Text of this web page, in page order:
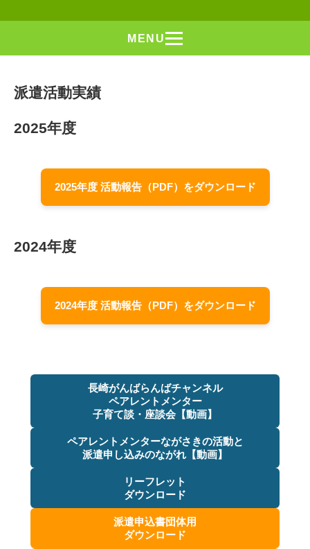
MENU
派遣活動実績
2025年度
2025年度 活動報告（PDF）をダウンロード
2024年度
2024年度 活動報告（PDF）をダウンロード
長崎がんばらんばチャンネル
ペアレントメンター
子育て談・座談会【動画】
ペアレントメンターながさきの活動と
派遣申し込みのながれ【動画】
リーフレット
ダウンロード
派遣申込書団体用
ダウンロード